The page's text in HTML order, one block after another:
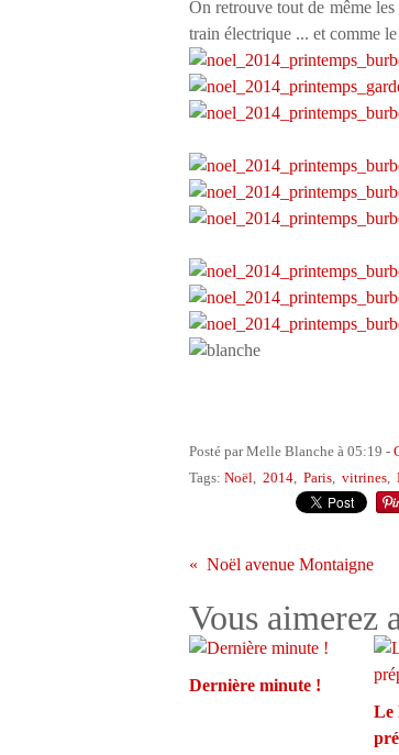
On retrouve tout de même
train électrique ... et comme
Posté par Melle Blanche à 05:19 -
Tags: Noël, 2014, Paris, vitrines,
Noël avenue Montaigne
Vous aimerez
Dernière minute !
Le